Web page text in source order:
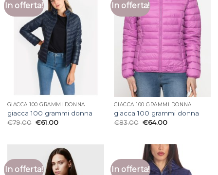
In offerta!
GIACCA 100 GRAMMI DONNA
giacca 100 grammi donna
€79.00 €61.00
In offerta!
GIACCA 100 GRAMMI DONNA
giacca 100 grammi donna
€83.00 €64.00
In offerta! In offerta!